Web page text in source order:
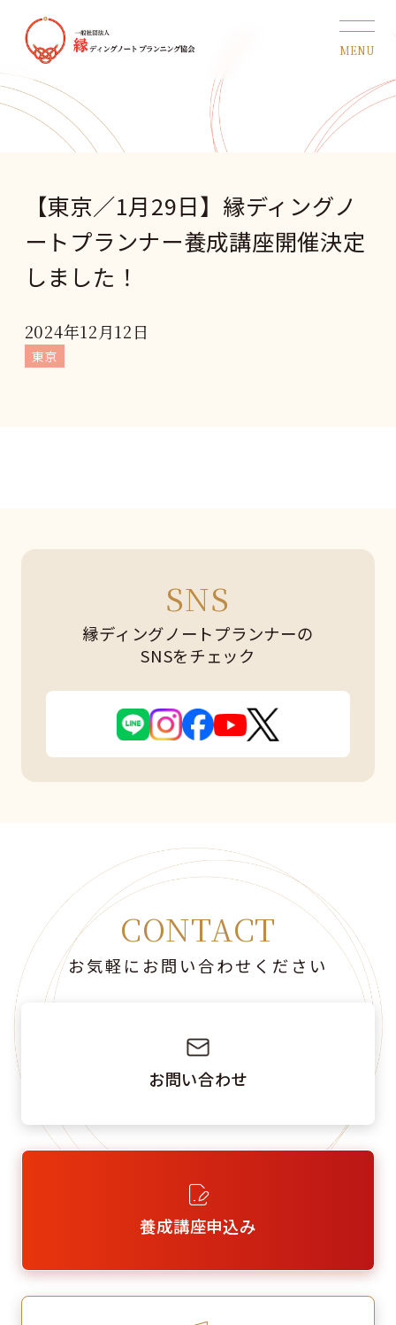
【東京／1月29日】縁ディングノ
ートプランナー養成講座開催決定
しました！
2024年12月12日
東京
SNS
縁ディングノートプランナーの
SNSをチェック
CONTACT
お気軽にお問い合わせください
お問い合わせ
養成講座申込み